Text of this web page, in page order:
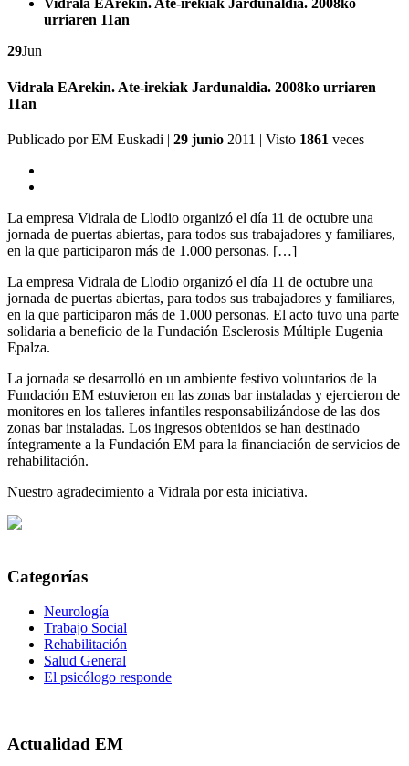
Vidrala EArekin. Ate-irekiak Jardunaldia. 2008ko
urriaren 11an
29Jun
Vidrala EArekin. Ate-irekiak Jardunaldia. 2008ko urriaren
11an
Publicado porEM Euskadi | 29 junio 2011 | Visto 1861 veces
La empresa Vidrala de Llodio organizó el día 11 de octubre una
jornada de puertas abiertas, para todos sus trabajadores y familiares,
en la que participaron más de 1.000 personas. […]
La empresa Vidrala de Llodio organizó el día 11 de octubre una
jornada de puertas abiertas, para todos sus trabajadores y familiares,
en la que participaron más de 1.000 personas. El acto tuvo una parte
solidaria a beneficio de la Fundación Esclerosis Múltiple Eugenia
Epalza.
La jornada se desarrolló en un ambiente festivo voluntarios de la
Fundación EM estuvieron en las zonas bar instaladas y ejercieron de
monitores en los talleres infantiles responsabilizándose de las dos
zonas bar instaladas. Los ingresos obtenidos se han destinado
íntegramente a la Fundación EM para la financiación de servicios de
rehabilitación.
Nuestro agradecimiento a Vidrala por esta iniciativa.
Categorías
Neurología
Trabajo Social
Rehabilitación
Salud General
El psicólogo responde
Actualidad EM